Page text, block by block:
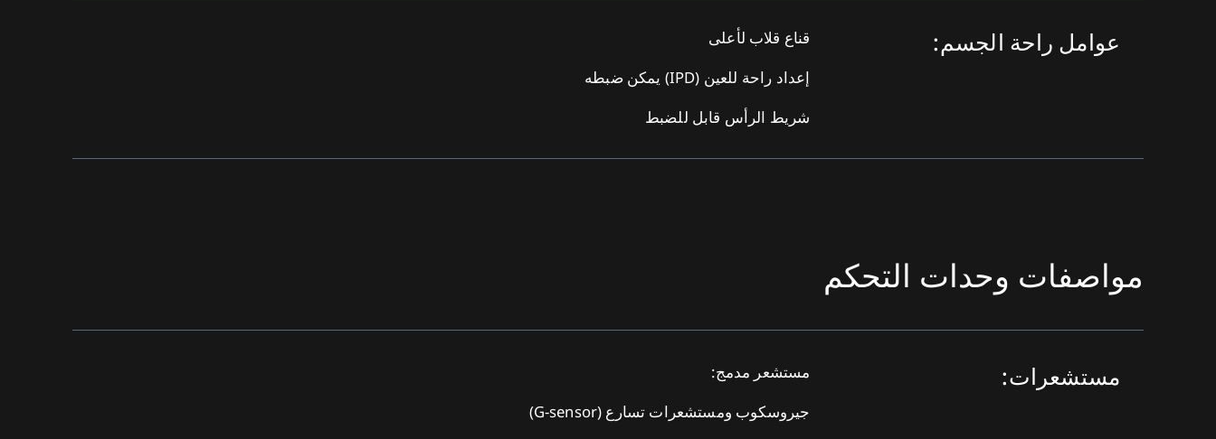
عوامل راحة الجسم:
قناع قلاب لأعلى
إعداد راحة للعين (IPD) يمكن ضبطه
شريط الرأس قابل للضبط
مواصفات وحدات التحكم
مستشعرات:
مستشعر مدمج:
جيروسكوب ومستشعرات تسارع (G-sensor)